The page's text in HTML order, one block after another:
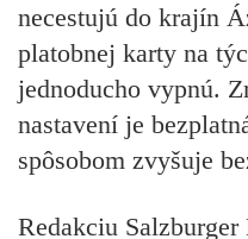
necestujú do krajín
platobnej karty na
jednoducho vypnú.
nastavení je
spôsobom zvyšuje
Redakciu